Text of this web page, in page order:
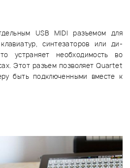
USB MIDI разъемом для
синтезаторов или ди-
устраняет необходимость во
Этот разъем позволяет Quartet
быть подключенными вместе к